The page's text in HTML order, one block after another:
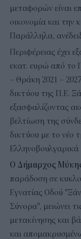
μεταφορών είναι
οικονομία και την
Παράλληλα,
Περιφέρειας έχει
εκατ. ευρώ από το
– Θράκη 2021 –
δικτύου της Π.Ε.
εξασφαλίζοντας
βελτίωση της
δικτύου με το νέο
Ελληνοβουλγαρικά
Ο Δήμαρχος
παράδοση σε
Εγνατίας Οδού
Σύνορα", μειώνει
μετακίνησης και
και